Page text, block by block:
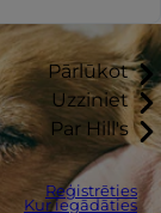
Pārlūkot
Uzziniet
Par Hill's
Reģistrēties
Kur iegādāties